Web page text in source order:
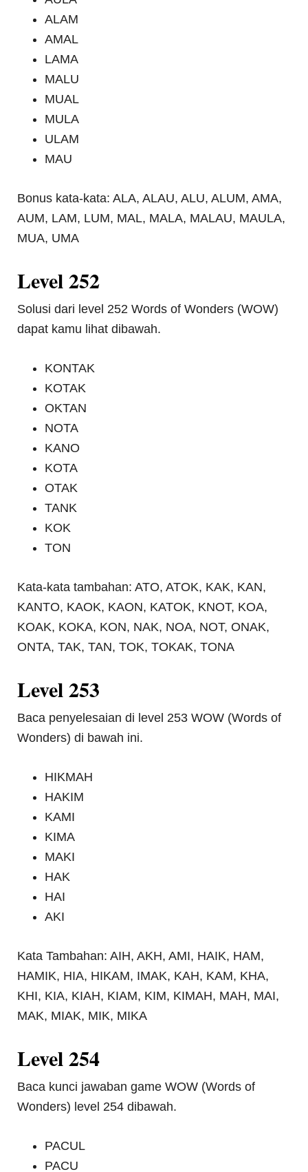
ALAM
AMAL
LAMA
MALU
MUAL
MULA
ULAM
MAU
Bonus kata-kata: ALA, ALAU, ALU, ALUM, AMA,
AUM, LAM, LUM, MAL, MALA, MALAU, MAULA,
MUA, UMA
Level 252
Solusi dari level 252 Words of Wonders (WOW)
dapat kamu lihat dibawah.
KONTAK
KOTAK
OKTAN
NOTA
KANO
KOTA
OTAK
TANK
KOK
TON
Kata-kata tambahan: ATO, ATOK, KAK, KAN,
KANTO, KAOK, KAON, KATOK, KNOT, KOA,
KOAK, KOKA, KON, NAK, NOA, NOT, ONAK,
ONTA, TAK, TAN, TOK, TOKAK, TONA
Level 253
Baca penyelesaian di level 253 WOW (Words of
Wonders) di bawah ini.
HIKMAH
HAKIM
KAMI
KIMA
MAKI
HAK
HAI
AKI
Kata Tambahan: AIH, AKH, AMI, HAIK, HAM,
HAMIK, HIA, HIKAM, IMAK, KAH, KAM, KHA,
KHI, KIA, KIAH, KIAM, KIM, KIMAH, MAH, MAI,
MAK, MIAK, MIK, MIKA
Level 254
Baca kunci jawaban game WOW (Words of
Wonders) level 254 dibawah.
PACUL
PACU